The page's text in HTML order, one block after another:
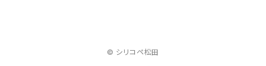
© シリコペ松田